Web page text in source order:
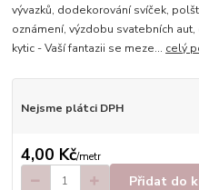
vývazků, dodekorování svíček,
oznámení, výzdobu svatebních
kytic - Vaší fantazii se meze... celý
Nejsme plátci DPH
4,00 Kč/metr
Přidat do